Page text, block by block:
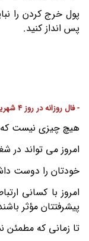
پول خرج کردن را
پس انداز کنید.
- فال روزانه در روز 4 شهریور 1400 برای متولدین مرداد ماه
هیچ چیزی نیست که
امروز می تواند در
خودتان را دوست
امروز با کسانی
پیشرفتتان مؤثر
تا زمانی که مطمئن